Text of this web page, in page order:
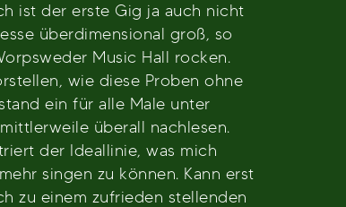
ist der erste Gig ja auch nicht
überdimensional groß, so
Music Hall rocken.
wie diese Proben ohne
ein für alle Male unter
überall nachlesen.
der Ideallinie, was mich
singen zu können. Kann erst
zu einem zufrieden stellenden